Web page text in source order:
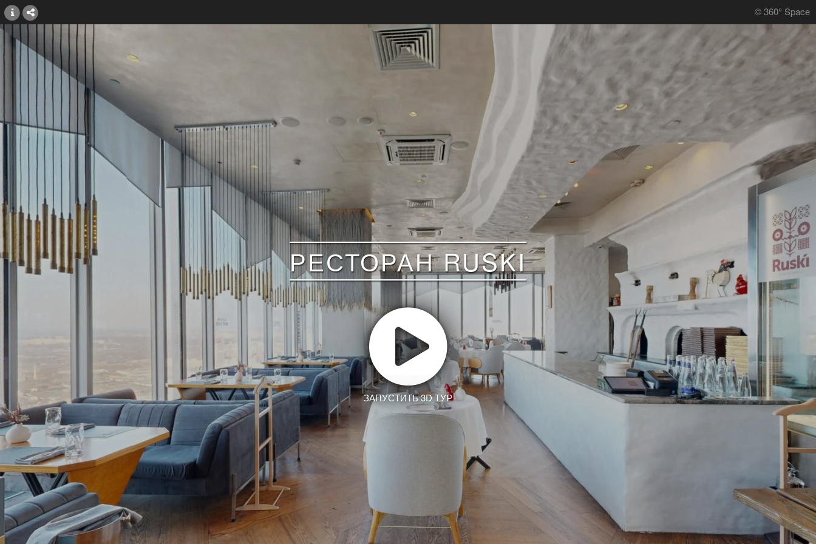
© 360° Space
РЕСТОРАН RUSKI
ЗАПУСТИТЬ 3D ТУР